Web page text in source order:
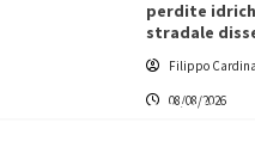
perdite
stradale
Filippo
08/08/2026
L’ingegnere saccense
partner chiave di un
transnazionale per la